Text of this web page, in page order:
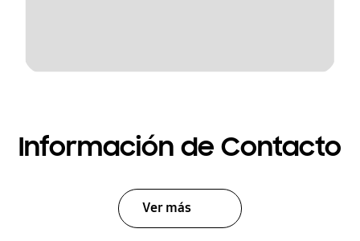
Información de Contacto
Ver más